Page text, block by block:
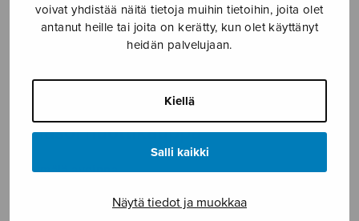
voivat yhdistää näitä tietoja muihin tietoihin, joita olet
antanut heille tai joita on kerätty, kun olet käyttänyt
heidän palvelujaan.
Kiellä
Salli kaikki
Näytä tiedot ja muokkaa
YKSINLAULU
YLEINEN
Sulasol nuottikauppa
Myymälä avoinna